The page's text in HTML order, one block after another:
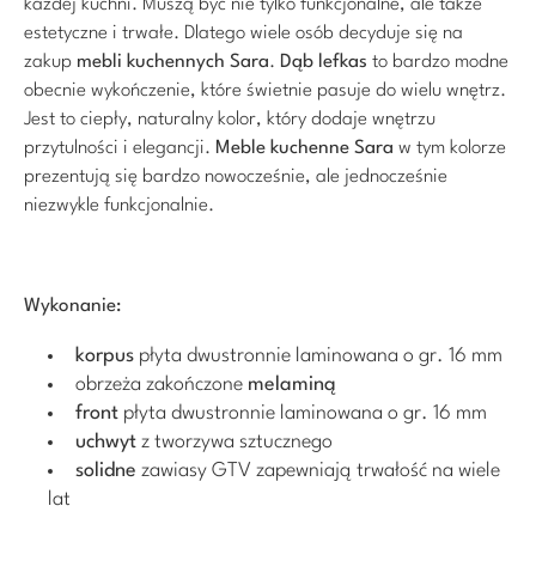
każdej kuchni. Muszą być nie tylko funkcjonalne, ale także
estetyczne i trwałe. Dlatego wiele osób decyduje się na
zakup mebli kuchennych Sara. Dąb lefkas to bardzo modne
obecnie wykończenie, które świetnie pasuje do wielu wnętrz.
Jest to ciepły, naturalny kolor, który dodaje wnętrzu
przytulności i elegancji. Meble kuchenne Sara w tym kolorze
prezentują się bardzo nowocześnie, ale jednocześnie
niezwykle funkcjonalnie.
Wykonanie:
korpus płyta dwustronnie laminowana o gr. 16 mm
obrzeża zakończone melaminą
front płyta dwustronnie laminowana o gr. 16 mm
uchwyt z tworzywa sztucznego
solidne zawiasy GTV zapewniają trwałość na wiele
lat